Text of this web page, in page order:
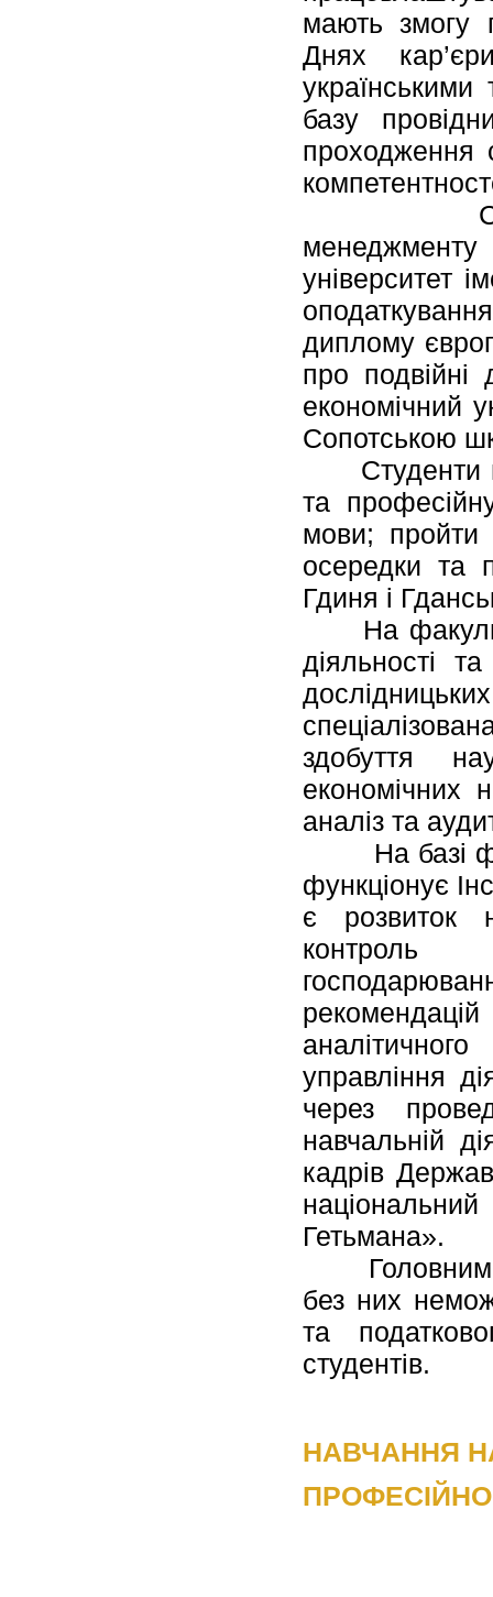
мають змогу
Днях
базу
проходження
Студенти
менеджменту
університет
диплому
про
економічний
Сопотською
Студенти
та
мови; пройти
осередки та
Гдиня і
На
діяльності
здобуття
економічних
аналіз та
На базі
функціонує
є розвиток
контроль
управління
через
навчальній
кадрів
Гетьмана».
Головним
без них
та
студентів.
НАВЧАННЯ